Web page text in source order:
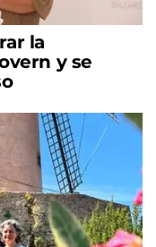
la
y se